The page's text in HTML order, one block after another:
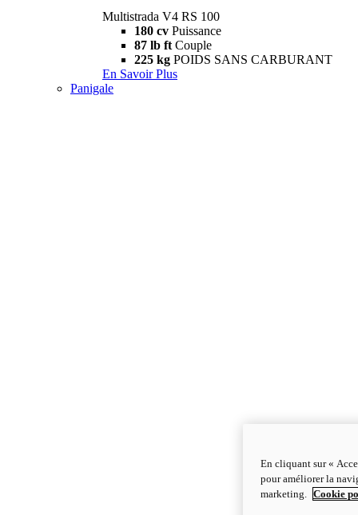
Multistrada V4 RS 100
180 cv Puissance
87 lb ft Couple
225 kg POIDS SANS CARBURANT
En Savoir Plus
Panigale
En cliquant sur «
pour améliorer la
marketing.
Cookie